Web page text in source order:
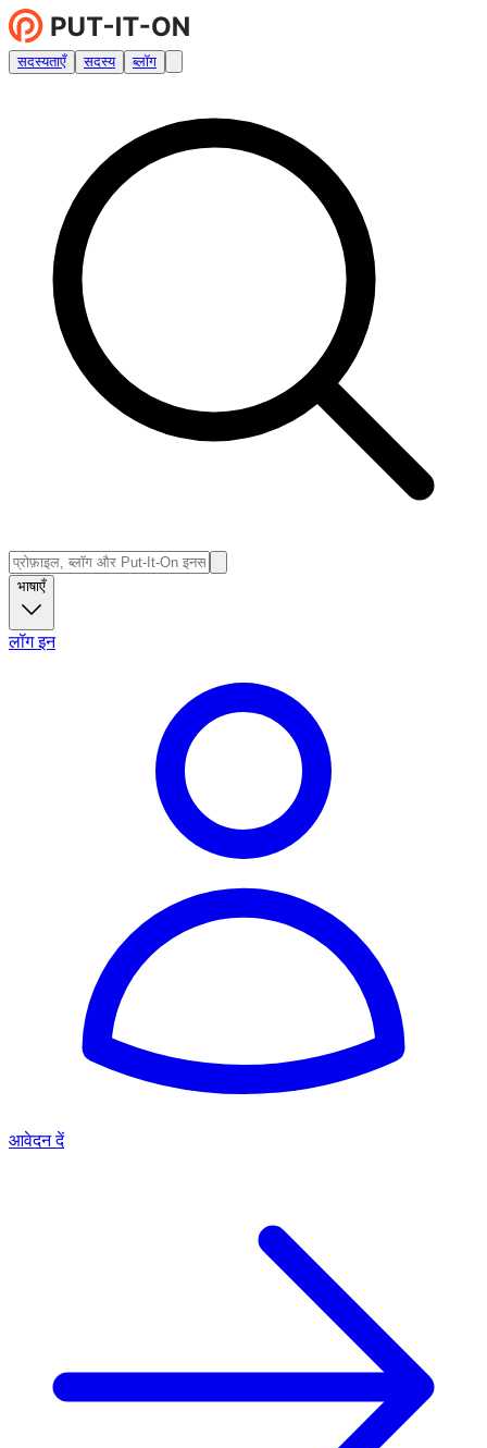
सदस्यताएँ सदस्य ब्लॉग
भाषाएँ
लॉग इन
आवेदन दें